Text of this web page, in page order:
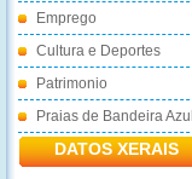
Emprego
Cultura e Deportes
Patrimonio
Praias de Bandeira Azul
DATOS XERAIS